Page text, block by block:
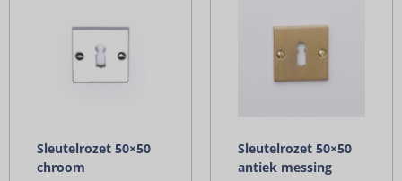
Sleutelrozet 50×50
chroom
Sleutelrozet 50×50
antiek messing